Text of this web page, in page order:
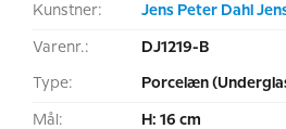
Kunstner: Jens Peter Dahl
Varenr.: DJ1219-B
Type: Porcelæn
Mål: H: 16 cm